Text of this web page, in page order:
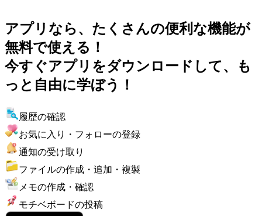
アプリなら、たくさんの便利な機能が
無料で使える！
今すぐアプリをダウンロードして、も
っと自由に学ぼう！
履歴の確認
お気に入り・フォローの登録
通知の受け取り
ファイルの作成・追加・複製
メモの作成・確認
モチベボードの投稿